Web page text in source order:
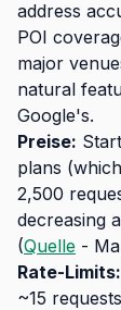
address
POI
major
natural
Google's.
Preise:
plans
2,500
decreasing
(Quelle -
Rate-Limits:
~15